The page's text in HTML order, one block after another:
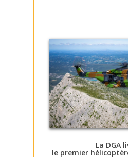
La DGA
le premier